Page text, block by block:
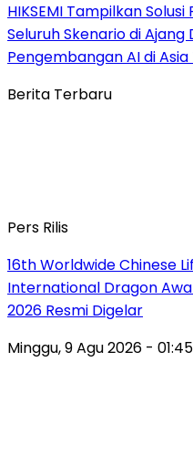
HIKSEMI Tampilkan
Seluruh Skenario di Ajang
Pengembangan AI di
Berita Terbaru
Pers Rilis
16th Worldwide Chinese
International Dragon
2026 Resmi Digelar
Minggu, 9 Agu 2026 -